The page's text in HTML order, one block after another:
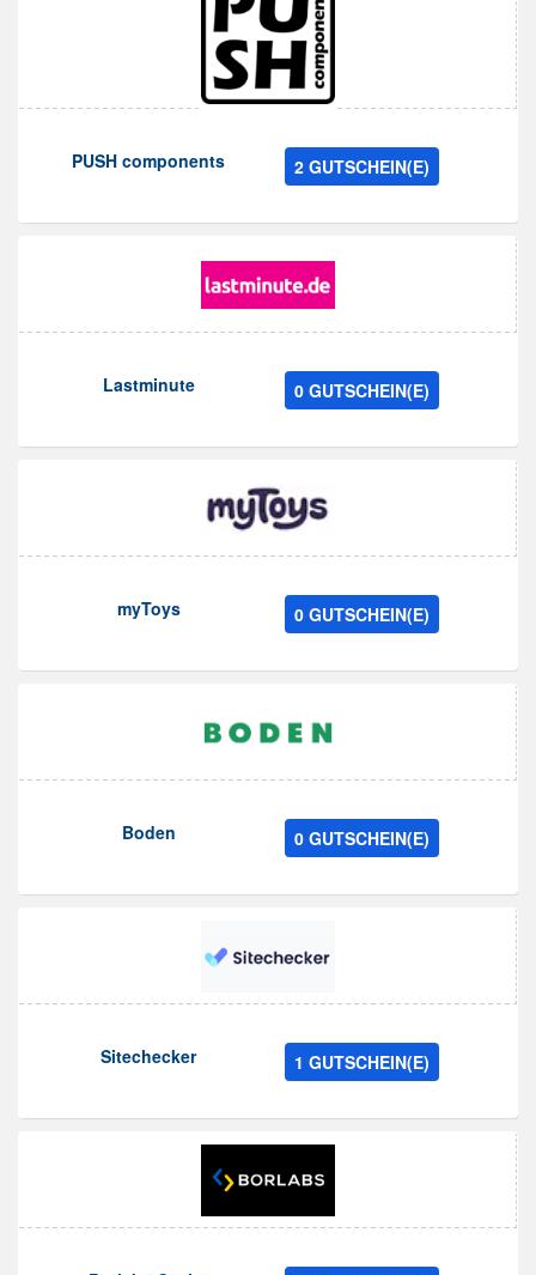
PUSH components 2 GUTSCHEIN(E)
Lastminute 0 GUTSCHEIN(E)
myToys 0 GUTSCHEIN(E)
Boden 0 GUTSCHEIN(E)
Sitechecker 1 GUTSCHEIN(E)